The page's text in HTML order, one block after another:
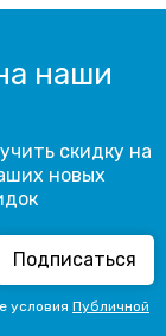
наши
скидку на
новых
Подписаться
условия Публичной